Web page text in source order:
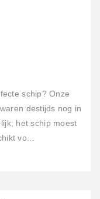
schip? Onze
destijds nog in
het schip moest
vo...